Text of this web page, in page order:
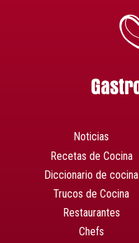
Noticias
Recetas de Cocina
Diccionario de cocina
Trucos de Cocina
Restaurantes
Chefs